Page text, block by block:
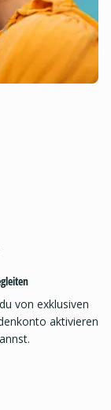
von exklusiven
aktivieren